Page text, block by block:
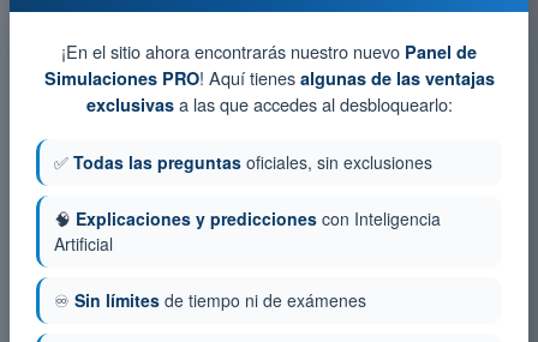
¡En el sitio ahora encontrarás nuestro nuevo Panel de
Simulaciones PRO! Aquí tienes algunas de las ventajas
exclusivasa las que accedes al desbloquearlo:
✅ Todas las preguntas oficiales, sin exclusiones
🧠 Explicaciones y predicciones con Inteligencia
Artificial
♾️ Sin límites de tiempo ni de exámenes